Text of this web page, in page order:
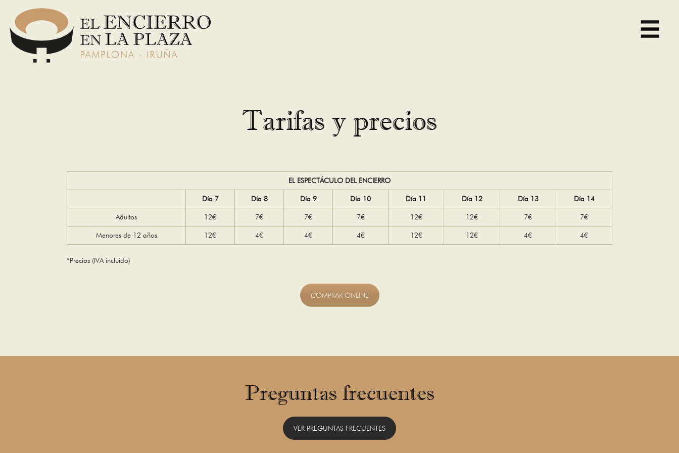
content
Tarifas y precios
EL ESPECTÁCULO DEL ENCIERRO
Día 7 Día 8 Día 9 Día 10 Día 11 Día 12 Día 13 Día 14
Adultos 12€ 7€ 7€ 7€ 12€ 12€ 7€ 7€
Menores de 12 años 12€ 4€ 4€ 4€ 12€ 12€ 4€ 4€
*Precios (IVA incluido)
COMPRAR ONLINE
Preguntas frecuentes
VER PREGUNTAS FRECUENTES